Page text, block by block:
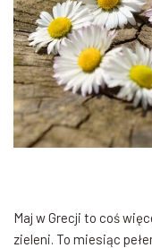
Maj w Grecji to coś
zieleni. To miesiąc